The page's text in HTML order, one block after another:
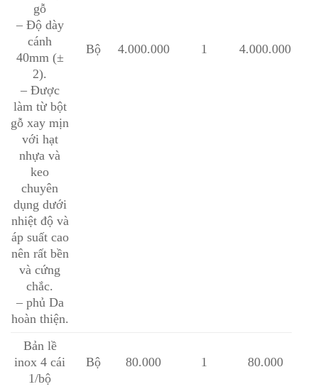
gỗ
– Độ dày
cánh
40mm (±
2).
– Được
làm từ bột
gỗ xay mịn
với hạt
nhựa và
keo
chuyên
dụng dưới
nhiệt độ và
áp suất cao
nên rất bền
và cứng
chắc.
– phủ Da
hoàn thiện.
Bộ 4.000.000 1 4.000.000
Bản lề
inox 4 cái
1/bộ
Bộ 80.000 1 80.000